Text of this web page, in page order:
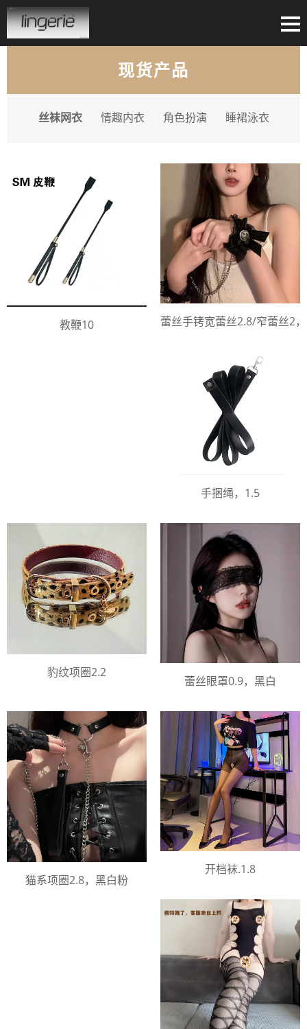
现货产品
丝袜网衣 情趣内衣 角色扮演 睡裙泳衣
教鞭10 蕾丝手铐宽蕾丝2.8/窄蕾丝2
手捆绳，1.5
豹纹项圈2.2
蕾丝眼罩0.9，黑白
猫系项圈2.8，黑白粉
开档袜.1.8